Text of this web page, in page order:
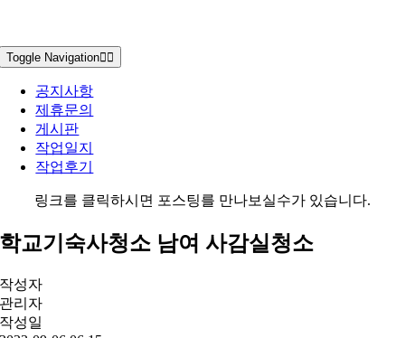
Toggle Navigation
공지사항
제휴문의
게시판
작업일지
작업후기
링크를 클릭하시면 포스팅를 만나보실수가 있습니다.
학교기숙사청소 남여 사감실청소
작성자
관리자
작성일